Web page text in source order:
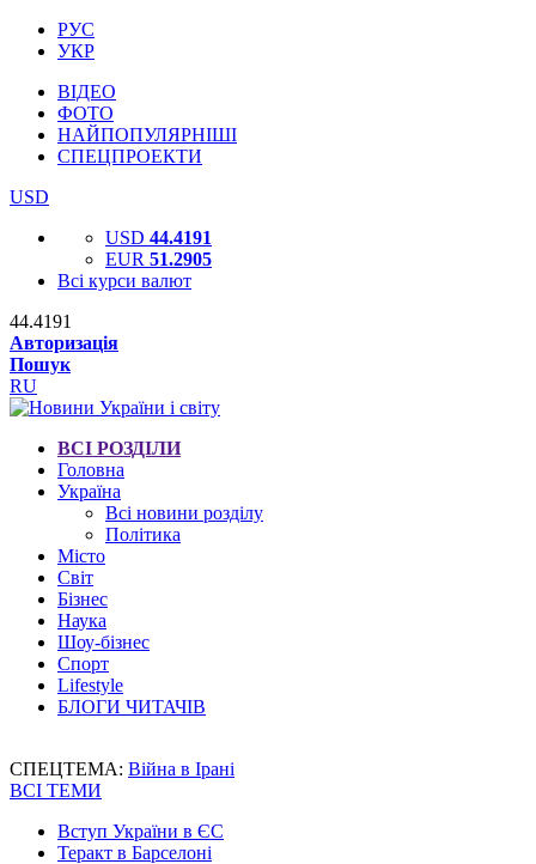
РУС
УКР
ВІДЕО
ФОТО
НАЙПОПУЛЯРНІШІ
СПЕЦПРОЕКТИ
USD
USD 44.4191
EUR 51.2905
Всі курси валют
44.4191
Авторизація
Пошук
RU
ВСІ РОЗДІЛИ
Головна
Україна
Всі новини розділу
Політика
Місто
Світ
Бізнес
Наука
Шоу-бізнес
Спорт
Lifestyle
БЛОГИ ЧИТАЧІВ
СПЕЦТЕМА: Війна в Ірані
ВСІ ТЕМИ
Вступ України в ЄС
Теракт в Барселоні